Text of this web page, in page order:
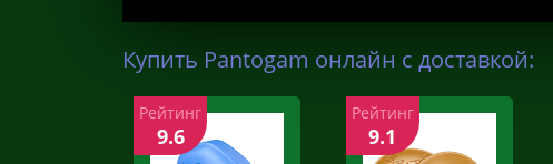
Купить Pantogam онлайн с доставкой:
Рейтинг
9.6
Рейтинг
9.1